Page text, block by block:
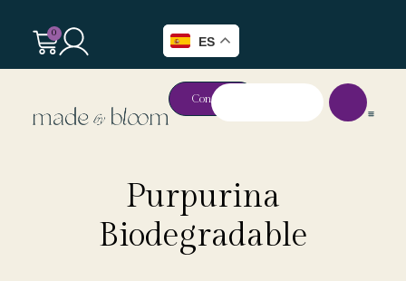
ES
0
Contacto
Purpurina
Biodegradable